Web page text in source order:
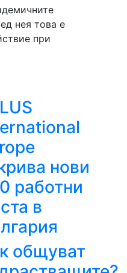
нея това е
при
нови
работни
в
общуват